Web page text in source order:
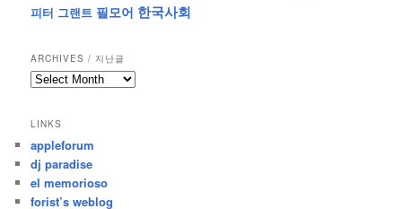
피터 그랜트 필모어 한국사회
ARCHIVES / 지난글
archives
난
글
LINKS
appleforum
dj paradise
el memorioso
forist’s weblog